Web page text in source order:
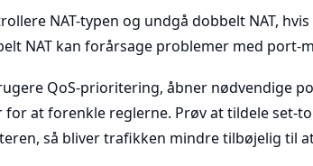
NAT-typen og undgå dobbelt NAT,
NAT kan forårsage problemer med port-
QoS-prioritering, åbner nødvendige
for at forenkle reglerne. Prøv at tildele set-
så bliver trafikken mindre tilbøjelig til